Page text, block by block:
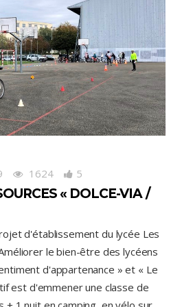
1624 5
« DOLCE-VIA /
d'établissement du lycée Les
le bien-être des lycéens
d'appartenance » et « Le
est d'emmener une classe de